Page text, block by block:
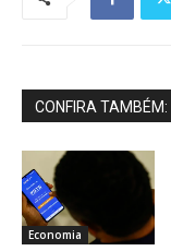
CONFIRA TAMBÉM:
Economia